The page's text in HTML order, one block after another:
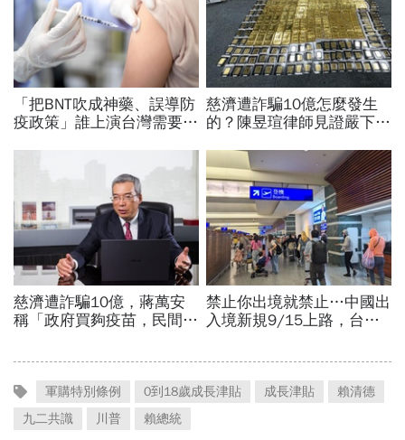
軍購特別條例 0到18歲成長津貼 成長津貼
賴清德
九二共識
川普 賴總統